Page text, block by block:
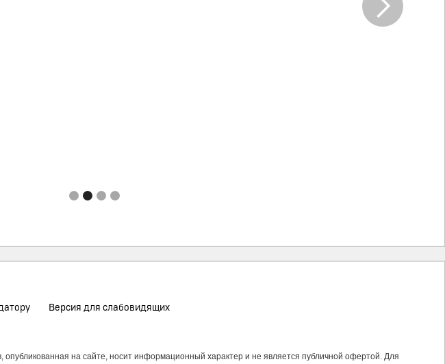
Версия для слабовидящих
опубликованная на сайте, носит информационный характер и не является публичной офертой. Для